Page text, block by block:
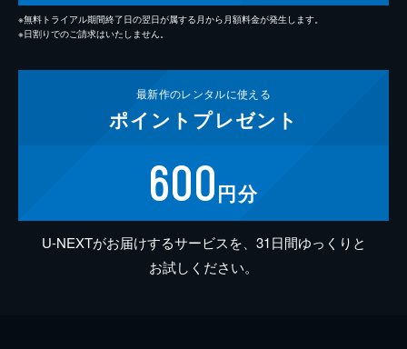
※無料トライアル期間終了日の翌日が属する月から月額料金が発生します。
※日割りでのご請求はいたしません。
最新作のレンタルに使える
ポイント プレゼント
600円分
U-NEXTがお届けするサービスを、31日間ゆっくりと
お試しください。